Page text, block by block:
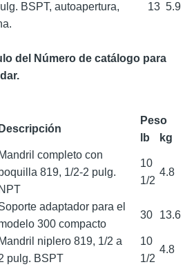
BSPT, autoapertura,
13 5.9
del Número de catálogo para
Descripción
Peso
lb
kg
Mandril completo con
boquilla 819, 1/2-2 pulg.
NPT
10
1/2
4.8
adaptador para el
300 compacto
30 13.6
Mandril niplero 819, 1/2 a
pulg. BSPT
10
1/2
4.8